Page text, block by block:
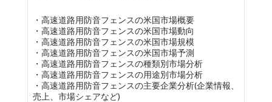
・高速道路用防音フェンスの米国市場概要
・高速道路用防音フェンスの米国市場動向
・高速道路用防音フェンスの米国市場規模
・高速道路用防音フェンスの米国市場予測
・高速道路用防音フェンスの種類別市場分析
・高速道路用防音フェンスの用途別市場分析
・高速道路用防音フェンスの主要企業分析(企業情報、
売上、市場シェアなど)